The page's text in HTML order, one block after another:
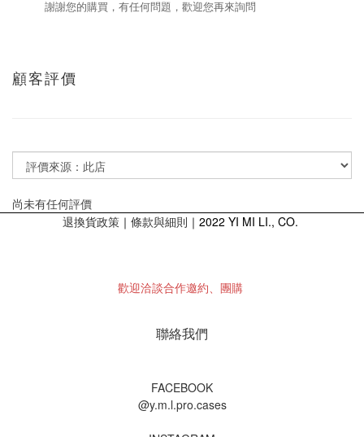
謝謝您的購買，有任何問題，歡迎您再來詢問
顧客評價
尚未有任何評價
退換貨政策 ｜ 條款與細則 ｜2022 YI MI LI., CO.
歡迎洽談合作邀約、團購
聯絡我們
FACEBOOK
@y.m.l.pro.cases